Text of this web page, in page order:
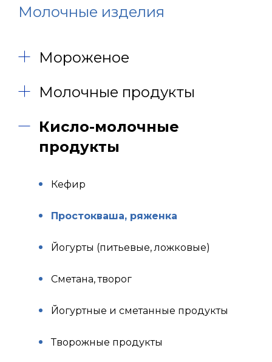
Молочные изделия
Мороженое
Молочные продукты
Кисло-молочные
продукты
Кефир
Простокваша, ряженка
Йогурты (питьевые, ложковые)
Сметана, творог
Йогуртные и сметанные продукты
Творожные продукты